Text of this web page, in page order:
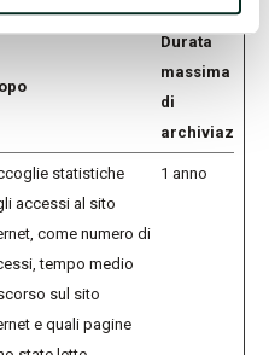
Durata
massima
di
archiviazione
statistiche
accessi al sito
come numero di
tempo medio
sul sito
e quali pagine
1 anno